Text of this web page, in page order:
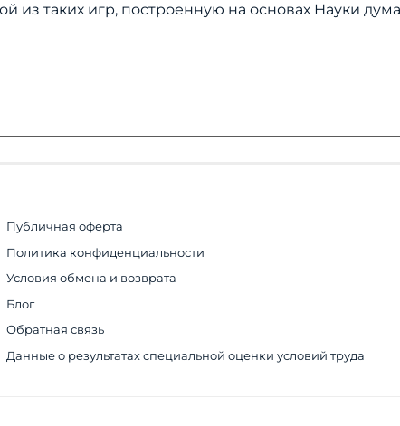
из таких игр, построенную на основах Науки
Публичная оферта
Политика конфиденциальности
Условия обмена и возврата
Блог
Обратная связь
Данные о результатах специальной оценки условий труда